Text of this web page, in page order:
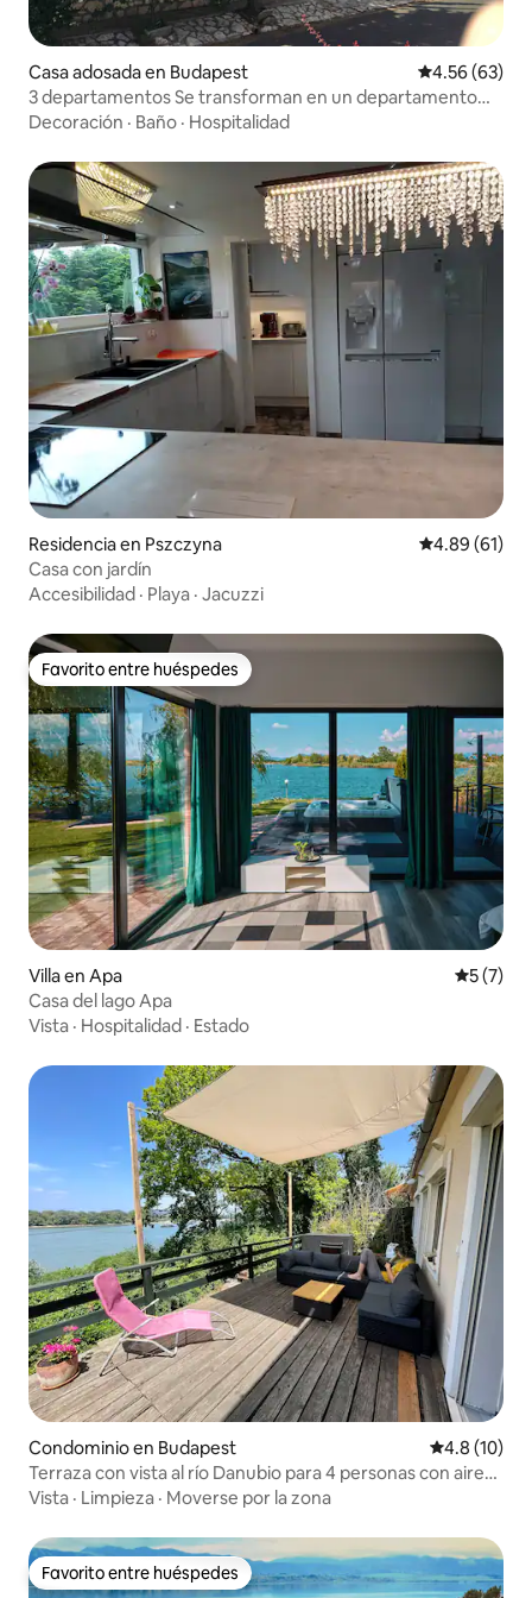
Casa adosada en Budapest Calificación
4.56 (63)
3 departamentos Se transforman en un departamento
grande
Decoración · Baño · Hospitalidad
Residencia en Pszczyna Calificación
4.89 (61)
Casa con jardín
Accesibilidad · Playa · Jacuzzi
Favorito entre huéspedes
Favorito entre huéspedes
Villa en Apa
5 (7)
Casa del lago Apa
Vista · Hospitalidad · Estado
Condominio en Budapest Calificación
4.8 (10)
Terraza con vista al río Danubio para 4 personas con aire
acondicionado
Vista · Limpieza · Moverse por la zona
Favorito entre huéspedes
Favorito entre huéspedes